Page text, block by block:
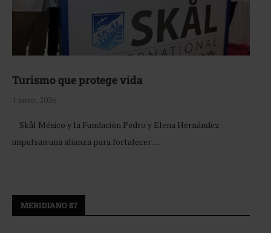
Turismo que protege vida
1 junio, 2026
Skål México y la Fundación Pedro y Elena Hernández
impulsan una alianza para fortalecer …
MERIDIANO 87